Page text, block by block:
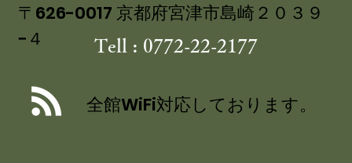
／舞鶴引揚記念館 企画展「ウズベキス
〒626-0017 京都府宮津市島崎２０３９
−４
Tell : 0772-22-2177
全館WiFi対応しております。